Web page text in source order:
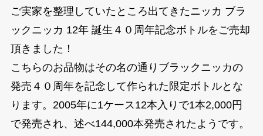
ご実家を整理していたところ出てきたニッカ ブラ
ックニッカ 12年 誕生４０周年記念ボトルをご売却
頂きました！
こちらのお品物はその名の通りブラックニッカの
発売４０周年を記念して作られた限定ボトルとな
ります。2005年に1ケース12本入りで1本2,000円
で発売され、述べ144,000本発売されたようです。